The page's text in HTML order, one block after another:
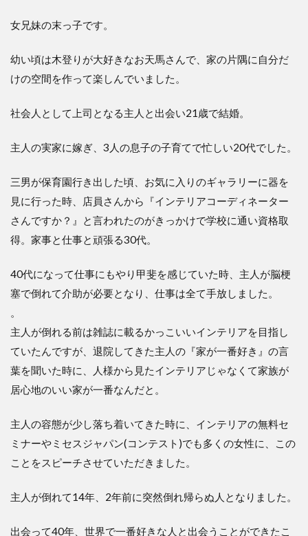
女兄妹の末っ子です。
幼い頃は木登りが大好きなお天馬さんで、家の片隅に自分だ
けの空間を作って楽しんでいました。
社会人として上司となる主人と出会い21歳で結婚。
主人の実家に嫁ぎ、3人の息子の子育てで忙しい20代でした。
三男が保育園行き出した頃、お気に入りのギャラリーに器を
見に行った時、店員さんから『インテリアコーディネーター
さんですか？』と言われたのがきっかけで学校に通い資格取
得。家事と仕事と頑張る30代。
40代になって仕事にもやり甲斐を感じていた時、主人が脳梗
塞で倒れて介助が必要となり、仕事は全て手放しました。
主人が倒れる前は雑誌に載るかっこいいインテリアを目指し
ていたんですが、退院してきた主人の『家が一番好き』の言
葉を聞いた時に、人様から見たインテリアじゃなくて家族が
居心地のいい家が一番なんだと。
主人の容態が少し落ち着いてきた時に、インテリアの無料セ
ミナーやミセスジャパン(コンテスト)でも多くの女性に、この
ことをスピーチさせていただきました。
主人が倒れて14年、2年前に突然倒れ帰らぬ人となりました。
出会って40年、世界で一番好きな人と出会うことができたこ